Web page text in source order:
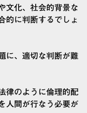
文化、社会的背景な
的に判断するでしょ
に、適切な判断が難
律のように倫理的配
人間が行なう必要が